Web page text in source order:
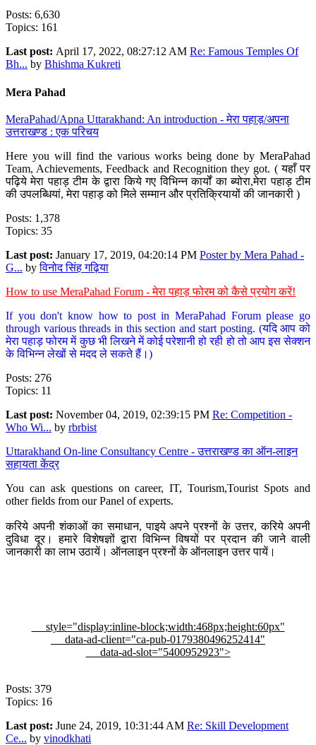
Posts: 6,630
Topics: 161
Last post: April 17, 2022, 08:27:12 AM Re: Famous Temples Of
Bh... by Bhishma Kukreti
Mera Pahad
MeraPahad/Apna Uttarakhand: An introduction - मेरा पहाड़/अपना
उत्तराखण्ड : एक परिचय
Here you will find the various works being done by MeraPahad
Team, Achievements, Feedback and Recognition they got. ( यहाँ पर
पढ़िये मेरा पहाड़ टीम के द्वारा किये गए विभिन्न कार्यों का ब्योरा,मेरा पहाड़ टीम
की उपलब्धियां, मेरा पहाड़ को मिले सम्मान और प्रतिक्रियायों की जानकारी )
Posts: 1,378
Topics: 35
Last post: January 17, 2019, 04:20:14 PM Poster by Mera Pahad -
G... byविनोद सिंह गढ़िया
How to use MeraPahad Forum - मेरा पहाड़ फोरम को कैसे प्रयोग करें!
If you don't know how to post in MeraPahad Forum please go
through various threads in this section and start posting. (यदि आप को
मेरा पहाड़ फोरम में कुछ भी लिखने में कोई परेशानी हो रही हो तो आप इस सेक्शन
के विभिन्न लेखों से मदद ले सकते हैं।)
Posts: 276
Topics: 11
Last post: November 04, 2019, 02:39:15 PM Re: Competition -
Who Wi... by rbrbist
Uttarakhand On-line Consultancy Centre - उत्तराखण्ड का ऑन-लाइन
सहायता केंद्र
You can ask questions on career, IT, Tourism,Tourist Spots and
other fields from our Panel of experts.
करिये अपनी शंकाओं का समाधान, पाइये अपने प्रश्नों के उत्तर, करिये अपनी
दुविधा दूर। हमारे विशेषज्ञों द्वारा विभिन्न विषयों पर प्रदान की जाने वाली
जानकारी का लाभ उठायें। ऑनलाइन प्रश्नों के ऑनलाइन उत्तर पायें।
style="display:inline-block;width:468px;height:60px"
data-ad-client="ca-pub-0179380496252414"
data-ad-slot="5400952923">
Posts: 379
Topics: 16
Last post: June 24, 2019, 10:31:44 AM Re: Skill Development
Ce... by vinodkhati